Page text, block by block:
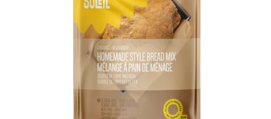
ADD TO CART DETAILS